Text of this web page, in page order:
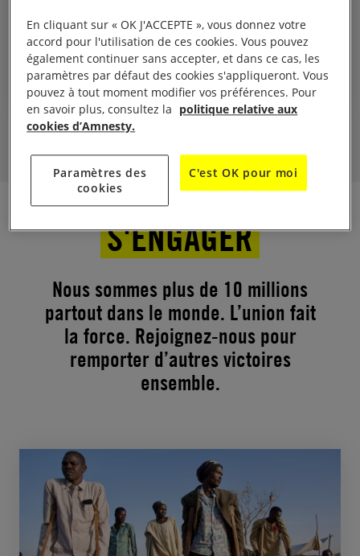
un conflit oublié ?
RÉPUBLIQUE DÉMOCRATIQUE DU CONGO
JUSTICE DE GENRE
RESPECT DU DROIT INTERNATIONAL HUMANITAIRE
S'ENGAGER
Nous sommes plus de 10 millions
partout dans le monde. L’union fait
la force. Rejoignez-nous pour
remporter d’autres victoires
ensemble.
En cliquant sur « OK J'ACCEPTE », vous donnez votre
accord pour l'utilisation de ces cookies. Vous pouvez
également continuer sans accepter, et dans ce cas, les
paramètres par défaut des cookies s'appliqueront. Vous
pouvez à tout moment modifier vos préférences. Pour
en savoir plus, consultez la politique relative aux
cookies d’Amnesty.
Paramètres des
cookies
C'est OK pour moi